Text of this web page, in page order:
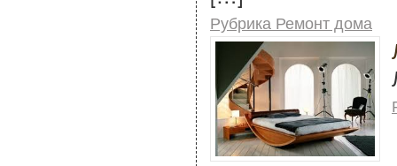
Рубрика Ремонт дома